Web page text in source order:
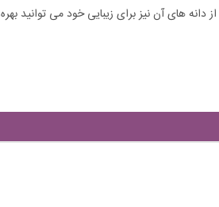
دانه های آن نیز برای زیبایی خود می توانید بهره